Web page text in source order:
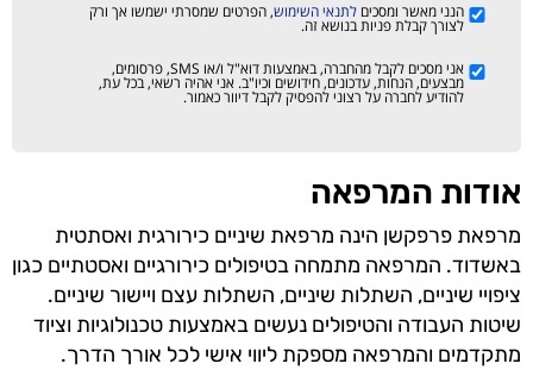
הנני מאשר ומסכיםלתנאי השימוש, הפרטים שמסרתי ישמשו אך ורק
לצורך קבלת פניות בנושא זה.
אני מסכים לקבל מהחברה, באמצעות דוא"ל ו/או SMS, פרסומים,
מבצעים, הנחות, עדכונים, חידושים וכיו"ב. אני אהיה רשאי, בכל עת,
להודיע לחברה על רצוני להפסיק לקבל דיוור כאמור.
אודות המרפאה
מרפאת פרפקשן הינה מרפאת שיניים כירורגית ואסתטית
באשדוד. המרפאה מתמחה בטיפולים כירורגיים ואסטתיים כגון
ציפויי שיניים, השתלות שיניים, השתלות עצם ויישור שיניים.
שיטות העבודה והטיפולים נעשים באמצעות טכנולוגיות וציוד
מתקדמים והמרפאה מספקת ליווי אישי לכל אורך הדרך.